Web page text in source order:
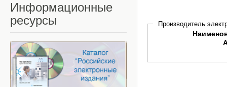
Производитель
Информационные
ресурсы